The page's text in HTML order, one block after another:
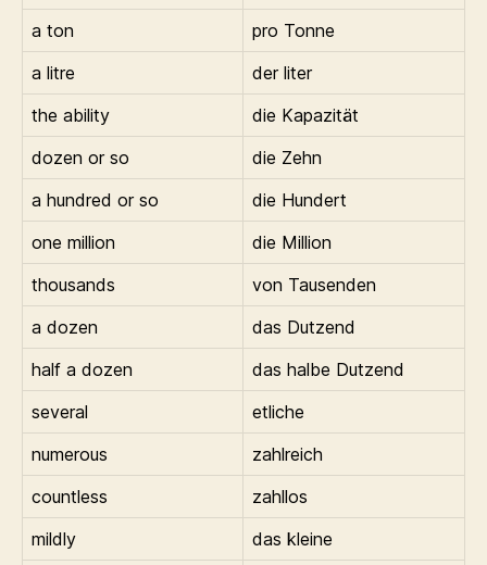
a ton
pro Tonne
a litre
der liter
the ability
die Kapazität
dozen or so
die Zehn
a hundred or so
die Hundert
one million
die Million
thousands
von Tausenden
a dozen
das Dutzend
half a dozen
das halbe Dutzend
several
etliche
numerous
zahlreich
countless
zahllos
mildly
das kleine